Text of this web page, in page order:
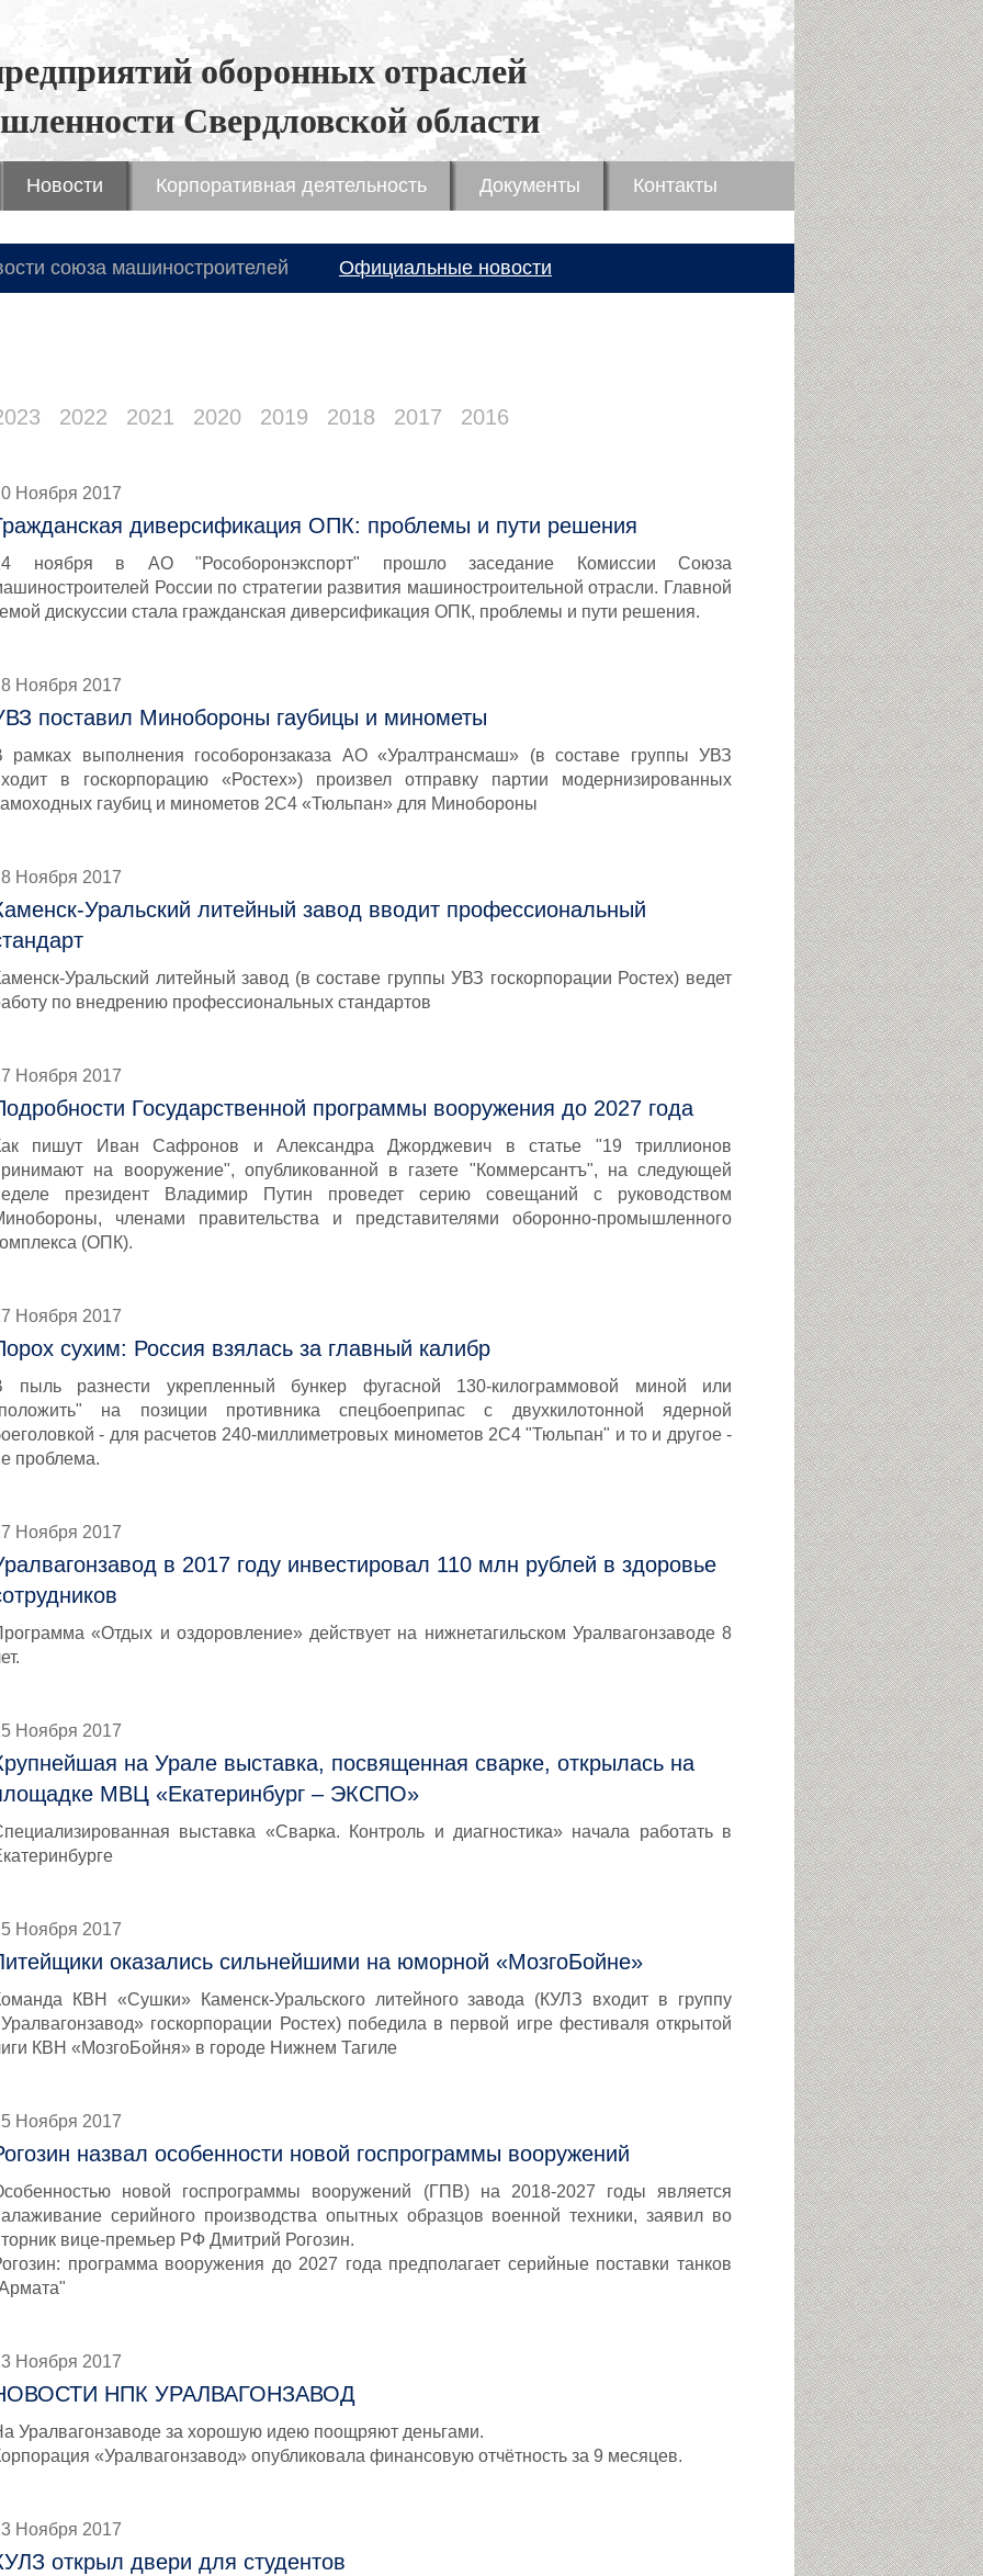
оборонных отраслей
Свердловской области
Новости Корпоративная деятельность Документы Контакты
союза машиностроителей Официальные новости
2022 2021 2020 2019 2018 2017 2016
Ноября 2017
диверсификация ОПК: проблемы и пути решения
ноября в АО "Рособоронэкспорт" прошло заседание Комиссии Союза
России по стратегии развития машиностроительной отрасли. Главной
дискуссии стала гражданская диверсификация ОПК, проблемы и пути решения.
Ноября 2017
поставил Минобороны гаубицы и минометы
рамках выполнения гособоронзаказа АО «Уралтрансмаш» (в составе группы УВЗ
в госкорпорацию «Ростех») произвел отправку партии модернизированных
гаубиц и минометов 2С4 «Тюльпан» для Минобороны
Ноября 2017
Уральский литейный завод вводит профессиональный
Уральский литейный завод (в составе группы УВЗ госкорпорации Ростех) ведет
по внедрению профессиональных стандартов
Ноября 2017
Государственной программы вооружения до 2027 года
пишут Иван Сафронов и Александра Джорджевич в статье "19 триллионов
на вооружение", опубликованной в газете "Коммерсантъ", на следующей
президент Владимир Путин проведет серию совещаний с руководством
членами правительства и представителями оборонно-промышленного
(ОПК).
Ноября 2017
сухим: Россия взялась за главный калибр
пыль разнести укрепленный бункер фугасной 130-килограммовой миной или
на позиции противника спецбоеприпас с двухкилотонной ядерной
- для расчетов 240-миллиметровых минометов 2С4 "Тюльпан" и то и другое -
проблема.
Ноября 2017
в 2017 году инвестировал 110 млн рублей в здоровье
«Отдых и оздоровление» действует на нижнетагильском Уралвагонзаводе 8
Ноября 2017
на Урале выставка, посвященная сварке, открылась на
МВЦ «Екатеринбург – ЭКСПО»
выставка «Сварка. Контроль и диагностика» начала работать в
Ноября 2017
оказались сильнейшими на юморной «МозгоБойне»
КВН «Сушки» Каменск-Уральского литейного завода (КУЛЗ входит в группу
госкорпорации Ростех) победила в первой игре фестиваля открытой
КВН «МозгоБойня» в городе Нижнем Тагиле
Ноября 2017
назвал особенности новой госпрограммы вооружений
новой госпрограммы вооружений (ГПВ) на 2018-2027 годы является
серийного производства опытных образцов военной техники, заявил во
вице-премьер РФ Дмитрий Рогозин.
программа вооружения до 2027 года предполагает серийные поставки танков
Ноября 2017
НПК УРАЛВАГОНЗАВОД
Уралвагонзаводе за хорошую идею поощряют деньгами.
«Уралвагонзавод» опубликовала финансовую отчётность за 9 месяцев.
Ноября 2017
открыл двери для студентов